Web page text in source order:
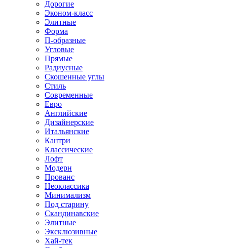
Дорогие
Эконом-класс
Элитные
Форма
П-образные
Угловые
Прямые
Радиусные
Скошенные углы
Стиль
Современные
Евро
Английские
Дизайнерские
Итальянские
Кантри
Классические
Лофт
Модерн
Прованс
Неоклассика
Минимализм
Под старину
Скандинавские
Элитные
Эксклюзивные
Хай-тек